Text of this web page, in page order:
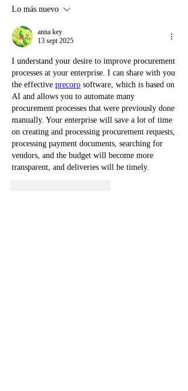
Lo más nuevo
anna key
13 sept 2025
I understand your desire to improve procurement
processes at your enterprise. I can share with you
the effective precoro software, which is based on
AI and allows you to automate many
procurement processes that were previously done
manually. Your enterprise will save a lot of time
on creating and processing procurement requests,
processing payment documents, searching for
vendors, and the budget will become more
transparent, and deliveries will be timely.